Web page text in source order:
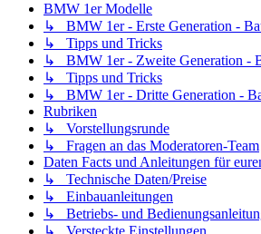
BMW 1er Modelle
↳ BMW 1er - Erste Generation -
↳ Tipps und Tricks
↳ BMW 1er - Zweite Generation -
↳ Tipps und Tricks
↳ BMW 1er - Dritte Generation -
Rubriken
↳ Vorstellungsrunde
↳ Fragen an das Moderatoren-Team
Daten Facts und Anleitungen für
↳ Technische Daten/Preise
↳ Einbauanleitungen
↳ Betriebs- und